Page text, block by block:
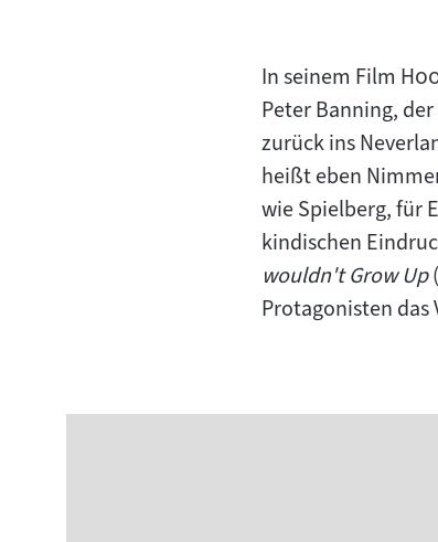
In seinem Film "
Peter Banning,
zurück ins
heißt eben
wie Spielberg, für
kindischen
wouldn't Grow Up
Protagonisten das